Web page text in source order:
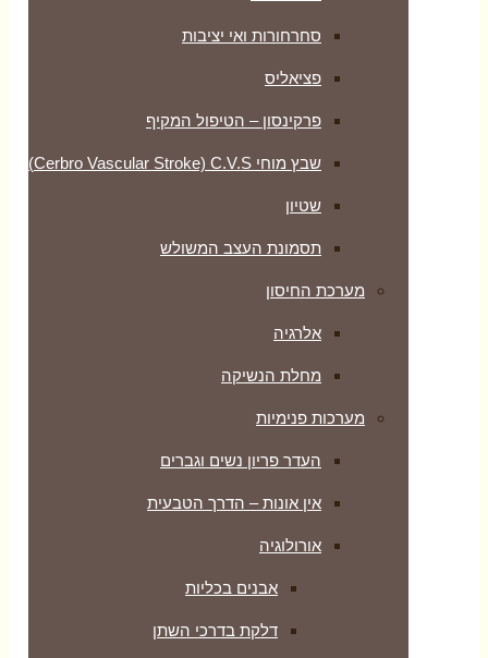
סחרחורות ואי יציבות
פציאליס
פרקינסון – הטיפול המקיף
שבץ מוחי Cerbro Vascular Stroke) C.V.S)
שטיון
תסמונת העצב המשולש
מערכת החיסון
אלרגיה
מחלת הנשיקה
מערכות פנימיות
העדר פריון נשים וגברים
אין אונות – הדרך הטבעית
אורולוגיה
אבנים בכליות
דלקת בדרכי השתן